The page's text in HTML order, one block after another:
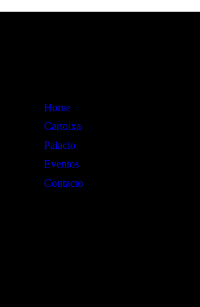
Home
Cartoixa
Palacio
Eventos
Contacto